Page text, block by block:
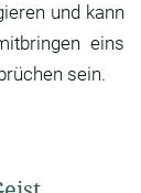
und kann
eins
sein.